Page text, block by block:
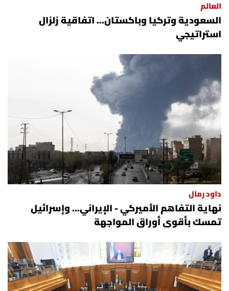
تحت المجهر
آراء
العالم
الصحافة الإسرائيلية
ثقافة وفنون
فصل من كتاب
اقرأ تضحك
كاميرا
سجالات
العالم
السعودية وتركيا وباكستان... اتفاقية زلزال
استراتيجي
داود رمال
نهاية التفاهم الأميركي - الإيراني... وإسرائيل
تمسك بأقوى أوراق المواجهة